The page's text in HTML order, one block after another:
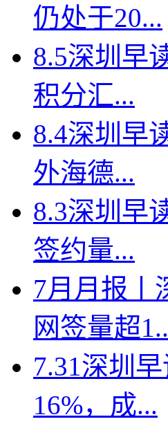
仍处于20...
8.5深圳早
积分汇...
8.4深圳早
外海德...
8.3深圳早
签约量...
7月月报丨
网签量超
7.31深圳
16%，成...